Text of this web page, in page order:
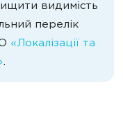
видимість
перелік
«Локалізації та
.